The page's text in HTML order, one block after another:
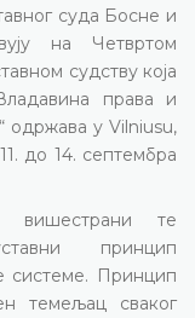
суда Босне и
на Четвртом
судству која
права и
одржава у Vilniusu,
до 14. септембра
вишестрани те
принцип
системе. Принцип
темељац сваког